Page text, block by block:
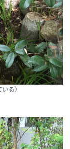
いる)